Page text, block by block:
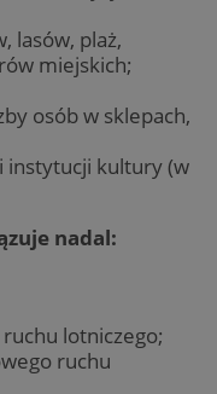
lasów, plaż,
miejskich;
osób w sklepach,
instytucji kultury (w
nadal:
lotniczego;
ruchu